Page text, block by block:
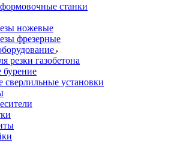
станки
ножевые
фрезерные
резки газобетона
бурение
сверлильные установки